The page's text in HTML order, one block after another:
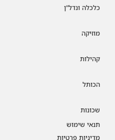
כלכלה ונדל"ן
מוזיקה
קהילות
הכותל
שכונות
תנאי שימוש
מדיניות פרטיות